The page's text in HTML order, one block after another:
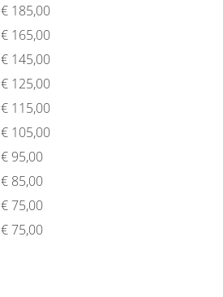
€ 185,00
€ 165,00
€ 145,00
€ 125,00
€ 115,00
€ 105,00
€ 95,00
€ 85,00
€ 75,00
€ 75,00